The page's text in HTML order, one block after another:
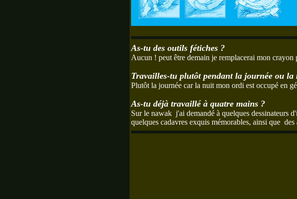
As-tu des outils fétiches ?
Aucun ! peut être demain je remplacerai mon
Travailles-tu plutôt pendant la journée ou la
Plutôt la journée car la nuit mon ordi est occupé en
As-tu déjà travaillé à quatre mains ?
Sur le nawak j'ai demandé à quelques dessinateurs
quelques cadavres exquis mémorables, ainsi que